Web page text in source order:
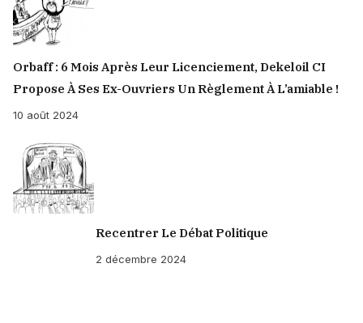
Orbaff : 6 Mois Après Leur Licenciement, Dekeloil CI
Propose À Ses Ex-Ouvriers Un Règlement À L’amiable !
10 août 2024
Recentrer Le Débat Politique
2 décembre 2024